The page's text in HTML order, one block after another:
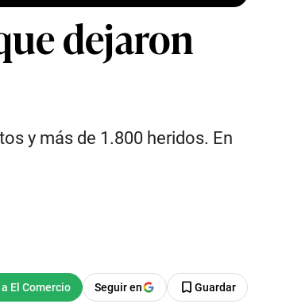
dejaron
y más de 1.800 heridos. En
Seguir en Guardar